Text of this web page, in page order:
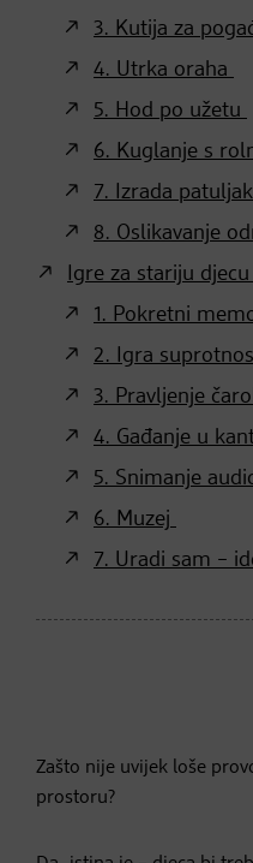
3. Kutija za
4. Utrka oraha
5. Hod po užetu
6. Kuglanje s
7. Izrada
8. Oslikavanje
Igre za stariju
1. Pokretni
2. Igra
3. Pravljenje
4. Gađanje u
5. Snimanje
6. Muzej
7. Uradi sam –
Zašto nije uvijek loše
prostoru?